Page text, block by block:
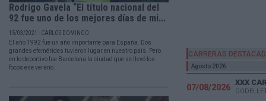
Rodrigo Gavela “El título nacional del
92 fue uno de los mejores días de mi...
15/03/2021 - CARLOS DOMINGO
El año 1992 fue un año importante para España. Dos
grandes efemérides tuvieron lugar en nuestro país. Pero
en lo deportivo fue Barcelona la ciudad que se llevó los
focos ese verano.
CARRERAS
Agosto 2026
07/08/2026